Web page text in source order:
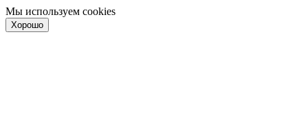
Мы используем cookies
Хорошо